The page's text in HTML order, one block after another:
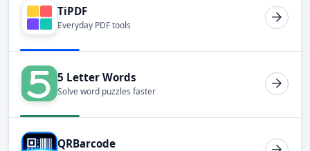
TiPDF
Everyday PDF tools
5 Letter Words
Solve word puzzles faster
QRBarcode